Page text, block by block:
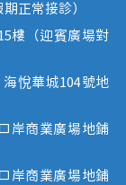
正常接診）
樓（迎賓廣場對
悅華城104號地
岸商業廣場地鋪
岸商業廣場地鋪